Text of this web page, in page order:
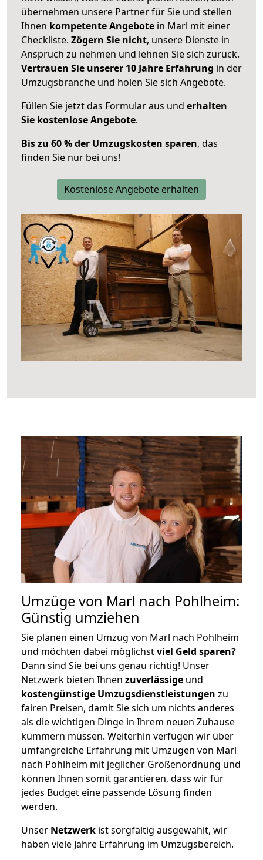
übernehmen unsere Partner für Sie und stellen
Ihnen kompetente Angebote in Marl mit einer
Checkliste. Zögern Sie nicht, unsere Dienste in
Anspruch zu nehmen und lehnen Sie sich zurück.
Vertrauen Sie unserer 10 Jahre Erfahrung in der
Umzugsbranche und holen Sie sich Angebote.
Füllen Sie jetzt das Formular aus und erhalten
Sie kostenlose Angebote.
Bis zu 60 % der Umzugskosten sparen, das
finden Sie nur bei uns!
Kostenlose Angebote erhalten
Umzüge von Marl nach Pohlheim:
Günstig umziehen
Sie planen einen Umzug von Marl nach Pohlheim
und möchten dabei möglichstviel Geld sparen?
Dann sind Sie bei uns genau richtig! Unser
Netzwerk bieten Ihnen zuverlässige und
kostengünstige Umzugsdienstleistungen zu
fairen Preisen, damit Sie sich um nichts anderes
als die wichtigen Dinge in Ihrem neuen Zuhause
kümmern müssen. Weiterhin verfügen wir über
umfangreiche Erfahrung mit Umzügen von Marl
nach Pohlheim mit jeglicher Größenordnung und
können Ihnen somit garantieren, dass wir für
jedes Budget eine passende Lösung finden
werden.
Unser Netzwerk ist sorgfältig ausgewählt, wir
haben viele Jahre Erfahrung im Umzugsbereich.